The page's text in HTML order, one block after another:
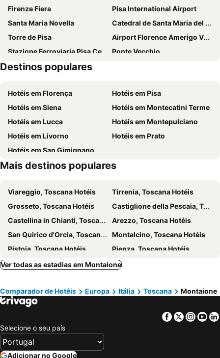
Hotel Pescille - Tuscany Charme
Hotel Le Colline
Hotel San Lino
Castelfalfi
Boccioleto Resort & Spa
L'Antica Sosta
Casa Lari
Hotel Certaldo
Bio Agriturismo Podere Pretoia
Leon Bianco
Hotel San Miniato
B&B San Gimignano Diffuso
Hotel Sovestro
Fattoria Voltrona
Villa Nencini
Hotel La Locanda
Borgo Divino
Le Mandrie di Ripalta
Albergo Montechiari
Le Volpaie
Hotel Semifonte
Firenze Fiera
Pisa International Airport
Santa Maria Novella
Catedral de Santa Maria del Fiore
Torre de Pisa
Airport Florence Amerigo Vespucci
Stazione Ferroviaria Pisa Centrale
Ponte Vecchio
Piazza Duomo
Brunelleschi
Santa Cruz
Mercato Centrale
Panzano in Chianti
Chiesa dei Santi Michele e Gaetano
Oltrarno
San Vivaldo
Ghizzano
Certaldo alta
Sant'Agostino
Piazza della Cisterna
Terme di Casciana
Stadio Guidi
Terme Redi
Calignaia
History of Science Museum
Stibbert
Piazza del Duomo
Praça da Senhoria
Destinos populares
Hotéis em Florença
Hotéis em Pisa
Hotéis em Siena
Hotéis em Montecatini Terme
Hotéis em Lucca
Hotéis em Montepulciano
Hotéis em Livorno
Hotéis em Prato
Hotéis em San Gimignano
Mais destinos populares
Viareggio, Toscana Hotéis
Tirrenia, Toscana Hotéis
Grosseto, Toscana Hotéis
Castiglione della Pescaia, Toscana Hotéis
Castellina in Chianti, Toscana Hotéis
Arezzo, Toscana Hotéis
San Quirico d'Orcia, Toscana Hotéis
Montalcino, Toscana Hotéis
Pistoia, Toscana Hotéis
Pienza, Toscana Hotéis
Portoferraio, Toscana Hotéis
Poggibonsi, Toscana Hotéis
Marina di Massa, Toscana Hotéis
Impruneta, Toscana Hotéis
Sesto Fiorentino, Toscana Hotéis
Monteriggioni, Toscana Hotéis
Florença, Toscana Hotéis
Siena, Toscana Hotéis
Ver todas as estadias em Montaione
Comparador de Hotéis Europa Itália Toscana Montaione
Facebook
Twitter
Selecione o seu país
Adicionar no Google